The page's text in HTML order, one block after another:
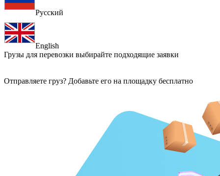
Русский
English
Грузы для перевозки выбирайте подходящие заявки
Отправляете груз? Добавьте его на площадку бесплатно